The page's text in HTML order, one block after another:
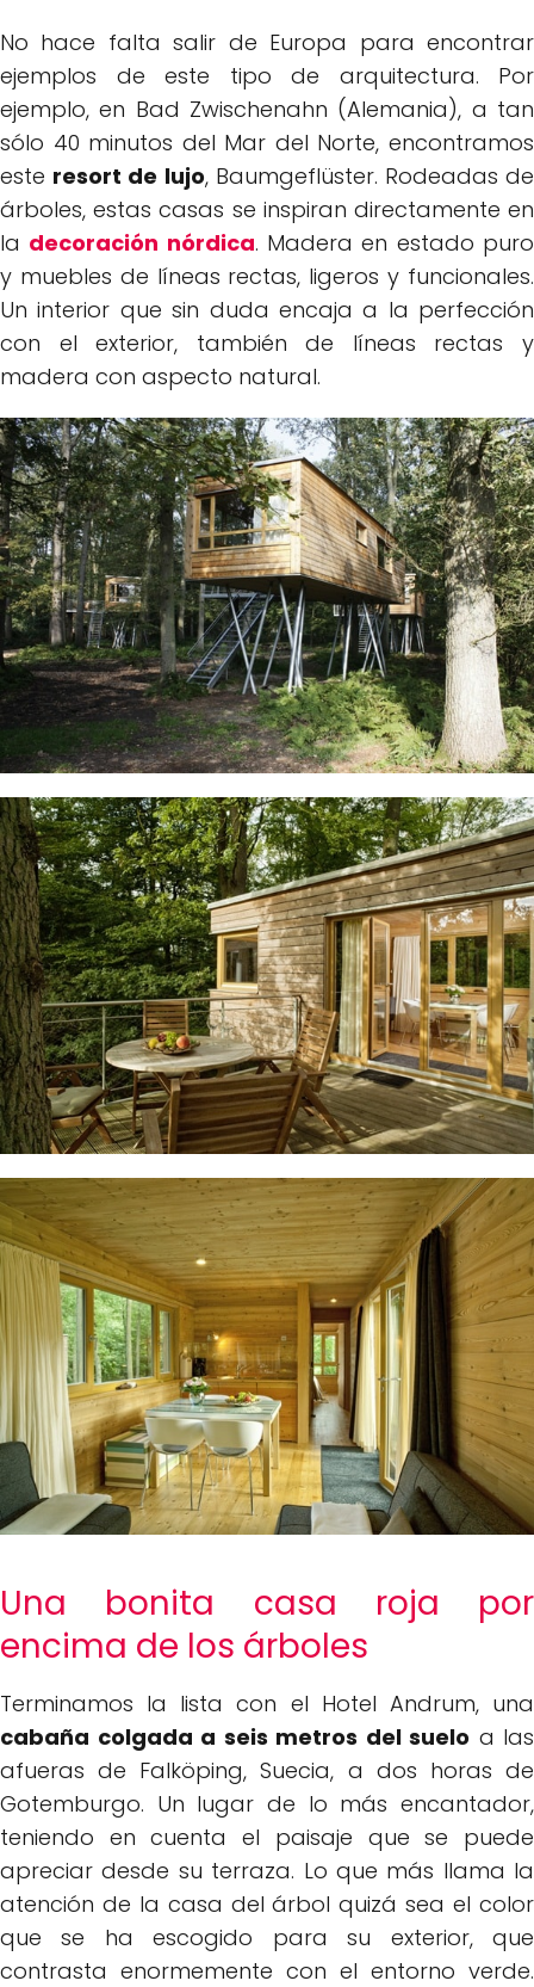
No hace falta salir de Europa para encontrar
ejemplos de este tipo de arquitectura. Por
ejemplo, en Bad Zwischenahn (Alemania), a tan
sólo 40 minutos del Mar del Norte, encontramos
este resort de lujo, Baumgeflüster. Rodeadas de
árboles, estas casas se inspiran directamente en
la decoración nórdica. Madera en estado puro
y muebles de líneas rectas, ligeros y funcionales.
Un interior que sin duda encaja a la perfección
con el exterior, también de líneas rectas y
madera con aspecto natural.
Una bonita casa roja por
encima de los árboles
Terminamos la lista con el Hotel Andrum, una
cabaña colgada a seis metros del suelo a las
afueras de Falköping, Suecia, a dos horas de
Gotemburgo. Un lugar de lo más encantador,
teniendo en cuenta el paisaje que se puede
apreciar desde su terraza. Lo que más llama la
atención de la casa del árbol quizá sea el color
que se ha escogido para su exterior, que
contrasta enormemente con el entorno verde.